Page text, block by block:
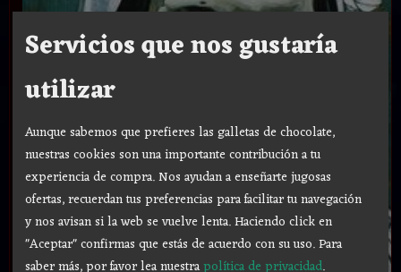
Servicios que nos gustaría
utilizar
Aunque sabemos que prefieres las galletas de chocolate,
nuestras cookies son una importante contribución a tu
experiencia de compra. Nos ayudan a enseñarte jugosas
ofertas, recuerdan tus preferencias para facilitar tu navegación
y nos avisan si la web se vuelve lenta. Haciendo click en
"Aceptar" confirmas que estás de acuerdo con su uso.Para
saber más, por favor lea nuestrapolítica de privacidad.